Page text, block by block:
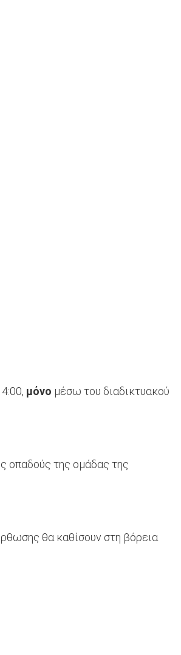
μόνο μέσω του διαδικτυακού
οπαδούς της ομάδας της
θα καθίσουν στη βόρεια